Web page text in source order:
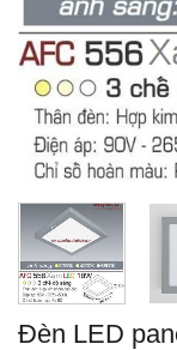
Đèn LED